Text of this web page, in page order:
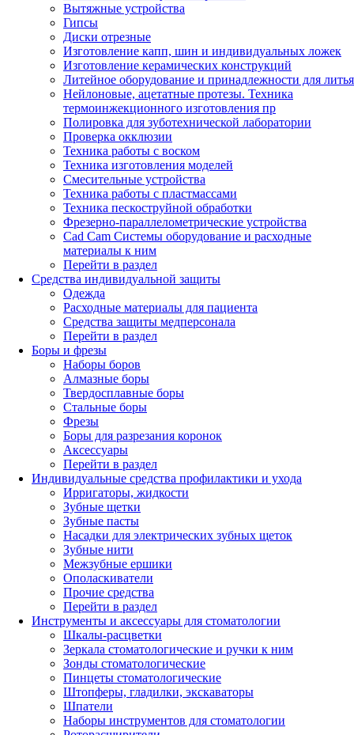
Вытяжные устройства
Гипсы
Диски отрезные
Изготовление капп, шин и индивидуальных ложек
Изготовление керамических конструкций
Литейное оборудование и принадлежности для литья
Нейлоновые, ацетатные протезы. Техника
термоинжекционного изготовления пр
Полировка для зуботехнической лаборатории
Проверка окклюзии
Техника работы с воском
Техника изготовления моделей
Смесительные устройства
Техника работы с пластмассами
Техника пескоструйной обработки
Фрезерно-параллелометрические устройства
Cad Cam Системы оборудование и расходные
материалы к ним
Перейти в раздел
Средства индивидуальной защиты
Одежда
Расходные материалы для пациента
Средства защиты медперсонала
Перейти в раздел
Боры и фрезы
Наборы боров
Алмазные боры
Твердосплавные боры
Стальные боры
Фрезы
Боры для разрезания коронок
Аксессуары
Перейти в раздел
Индивидуальные средства профилактики и ухода
Ирригаторы, жидкости
Зубные щетки
Зубные пасты
Насадки для электрических зубных щеток
Зубные нити
Межзубные ершики
Ополаскиватели
Прочие средства
Перейти в раздел
Инструменты и аксессуары для стоматологии
Шкалы-расцветки
Зеркала стоматологические и ручки к ним
Зонды стоматологические
Пинцеты стоматологические
Штопферы, гладилки, экскаваторы
Шпатели
Наборы инструментов для стоматологии